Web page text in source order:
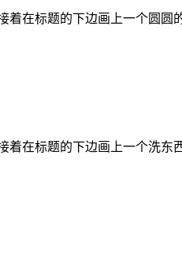
在标题的下边画上一个圆
在标题的下边画上一个洗